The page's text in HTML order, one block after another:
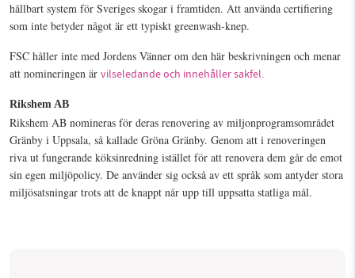
hållbart system för Sveriges skogar i framtiden. Att använda certifiering
som inte betyder något är ett typiskt greenwash-knep.
FSC håller inte med Jordens Vänner om den här beskrivningen och menar
att nomineringen är vilseledande och innehåller sakfel.
Rikshem AB
Rikshem AB nomineras för deras renovering av miljonprogramsområdet
Gränby i Uppsala, så kallade Gröna Gränby. Genom att i renoveringen
riva ut fungerande köksinredning istället för att renovera dem går de emot
sin egen miljöpolicy. De använder sig också av ett språk som antyder stora
miljösatsningar trots att de knappt når upp till uppsatta statliga mål.